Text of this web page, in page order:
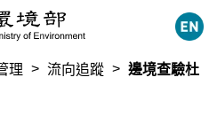
理 流向追蹤
邊境查驗杜